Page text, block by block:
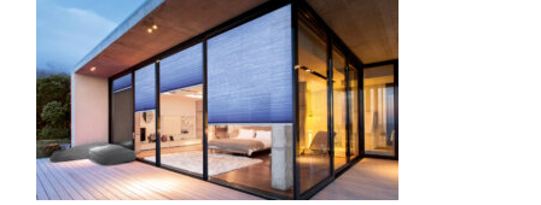
KONTAKT